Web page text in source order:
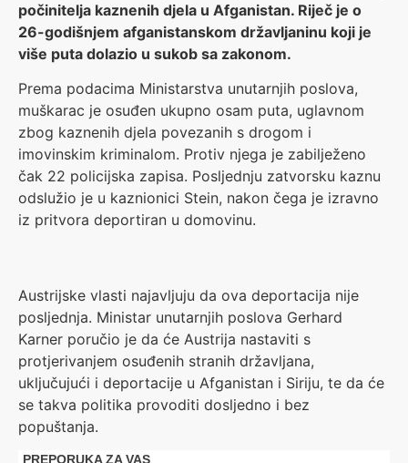
počinitelja kaznenih djela u Afganistan. Riječ je o
26-godišnjem afganistanskom državljaninu koji je
više puta dolazio u sukob sa zakonom.
Prema podacima Ministarstva unutarnjih poslova,
muškarac je osuđen ukupno osam puta, uglavnom
zbog kaznenih djela povezanih s drogom i
imovinskim kriminalom. Protiv njega je zabilježeno
čak 22 policijska zapisa. Posljednju zatvorsku kaznu
odslužio je u kaznionici Stein, nakon čega je izravno
iz pritvora deportiran u domovinu.
Austrijske vlasti najavljuju da ova deportacija nije
posljednja. Ministar unutarnjih poslova Gerhard
Karner poručio je da će Austrija nastaviti s
protjerivanjem osuđenih stranih državljana,
uključujući i deportacije u Afganistan i Siriju, te da će
se takva politika provoditi dosljedno i bez
popuštanja.